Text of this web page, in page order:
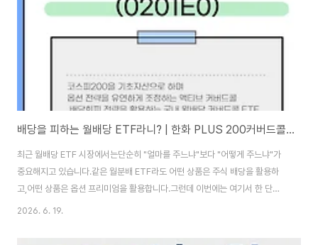
배터리에너지저장시스템(ESS..
배당을 피하는 월배당 ETF라니? | 한화 PLUS 200커버드콜액티브(0210E0) 분석
최근 월배당 ETF 시장에서는단순히 "얼마를 주느냐"보다 "어떻게 주느냐"가
중요해지고 있습니다.같은 월분배 ETF라도 어떤 상품은 주식 배당을 활용하
고,어떤 상품은 옵션 프리미엄을 활용합니다.그런데 이번에는 여기서 한 단계
더 나아간 ETF가 등장했습니다.배당을 직접 받지 않고 매매차익 형태로 전환
략입니다.2026년 6월 23일 상장하는 PLUS 200커버드콜액티브 ETF는국
2026. 6. 19.